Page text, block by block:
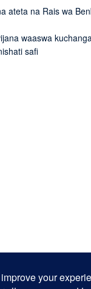
ateta na Rais wa
waaswa
safi